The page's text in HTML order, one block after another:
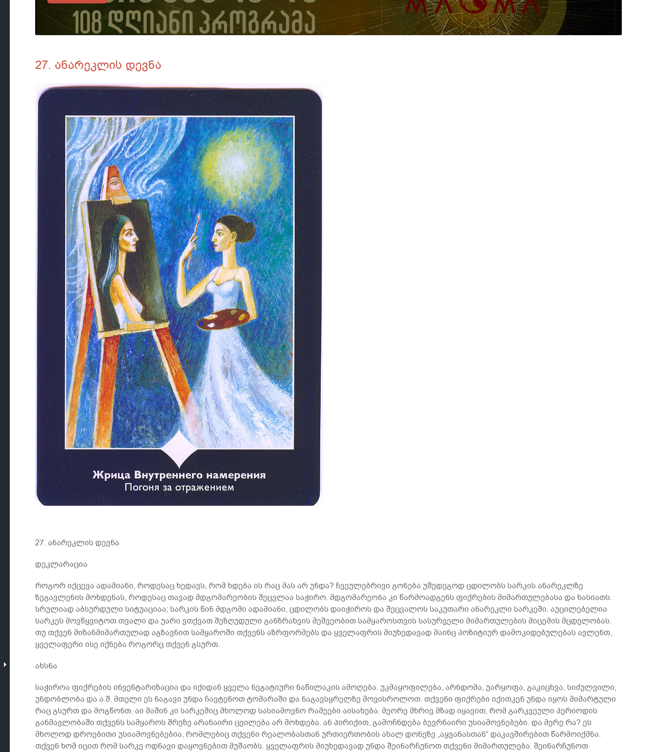
27. ანარეკლის დევნა
27. ანარეკლის დევნა
დეკლარაცია
როგორ იქცევა ადამიანი, როდესაც ხედავს, რომ ხდება ის რაც მას არ უნდა? ჩვეულებრივი გონება უშედეგოდ ცდილობს სარკის ანარეკლზე
ზეგავლენის მოხდენას, როდესაც თავად მდგომარეობის შეცვლაა საჭირო. მდგომარეობა კი წარმოადგენს ფიქრების მიმართულებასა და ხასიათს.
სრულიად აბსურდული სიტუაციაა; სარკის წინ მდგომი ადამიანი, ცდილობს დაიჭიროს და შეცვალოს საკუთარი ანარეკლი სარკეში. აუცილებელია
სარკეს მოვწყვიტოთ თვალი და უარი ვთქვათ შეზღუდული განზრახვის მეშვეობით სამყაროსთვის სასურველი მიმართულების მიცემის მცდელობას.
თუ თქვენ მიზანმიმართულად აგზავნით სამყაროში თქვენს აზრფორმებს და ყველაფრის მიუხედავად მაინც პოზიტიურ დამოკიდებულებას ავლენთ,
ყველაფერი ისე იქნება როგორც თქვენ გსურთ.
ახსნა
საჭიროა ფიქრების ინვენტარიზაცია და იქიდან ყველა ნეგატიური ნაწილაკის ამოღება. უკმაყოფილება, არნდომა, უარყოფა, გაკიცხვა, სიძულვილი,
უნდობლობა და ა.შ. მთელი ეს ნაგავი უნდა ჩავტენოთ ტომარაში და ნაგავსყრელზე მოვისროლოთ. თქვენი ფიქრები იქითკენ უნდა იყოს მიმარტული
რაც გსურთ და მოგწონთ. აი მაშინ კი სარკეშიც მხოლოდ სასიამოვნო რამეები აისახება. მეორე მხრივ მზად იყავით, რომ გარკვეული პერიოდის
განმავლობაში თქვენს სამყაროს შრეზე არანაირი ცვილება არ მოხდება. ან პირიქით, გამოჩნდება ბევრნაირი უსიამოვნებები. და მერე რა? ეს
მხოლოდ დროებითი უსიამოვნებებია, რომლებიც თქვენი რეალობასთან ურთიერთობის ახალ დონეზე „აყვანასთან“ დაკავშირებით წარმოიქმნა.
თქვენ ხომ იცით რომ სარკე ოდნავი დაყოვნებით მუშაობს. ყველაფრის მიუხედავად უნდა შეინარჩუნოთ თქვენი მიმართულება. შეინარჩუნოთ